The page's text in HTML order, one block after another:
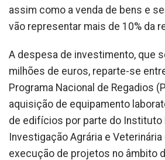
assim como a venda de bens e
vão representar mais de 10% da
A despesa de investimento, que
milhões de euros, reparte-se
Programa Nacional de Regadios
aquisição de equipamento
de edifícios por parte do Instituto
Investigação Agrária e Veterinária
execução de projetos no âmbito